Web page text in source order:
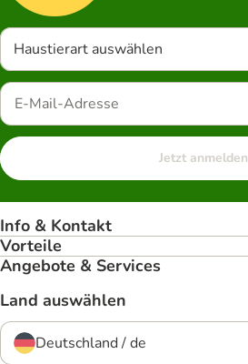
Haustierart auswählen
Jetzt anmelden
Info & Kontakt
Vorteile
Angebote & Services
Land auswählen
Deutschland / de